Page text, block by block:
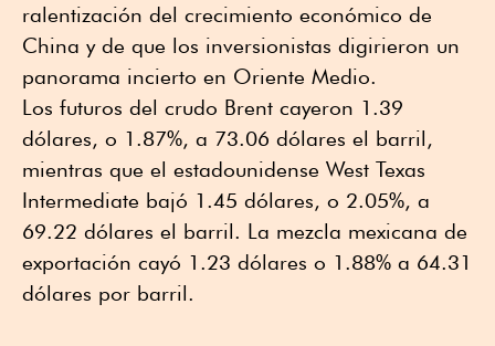
ralentización del crecimiento económico de
China y de que los inversionistas digirieron un
panorama incierto en Oriente Medio.
Los futuros del crudo Brent cayeron 1.39
dólares, o 1.87%, a 73.06 dólares el barril,
mientras que el estadounidense West Texas
Intermediate bajó 1.45 dólares, o 2.05%, a
69.22 dólares el barril. La mezcla mexicana de
exportación cayó 1.23 dólares o 1.88% a 64.31
dólares por barril.